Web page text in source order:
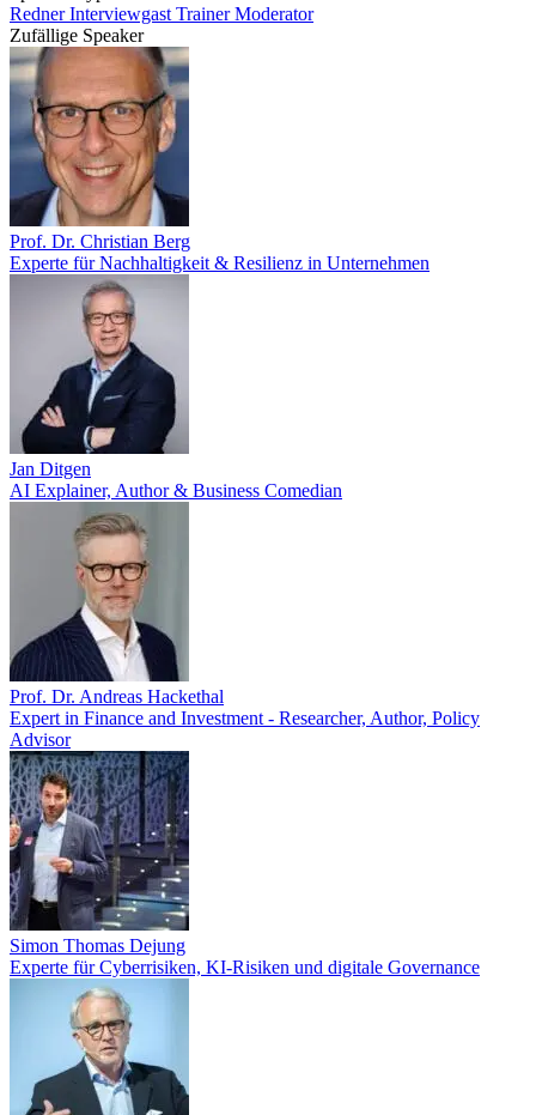
RednerInterviewgast TrainerModerator
Zufällige Speaker
Prof. Dr. Christian Berg
Experte für Nachhaltigkeit & Resilienz in Unternehmen
Jan Ditgen
AI Explainer, Author & Business Comedian
Prof. Dr. Andreas Hackethal
Expert in Finance and Investment - Researcher, Author, Policy
Advisor
Simon Thomas Dejung
Experte für Cyberrisiken, KI-Risiken und digitale Governance